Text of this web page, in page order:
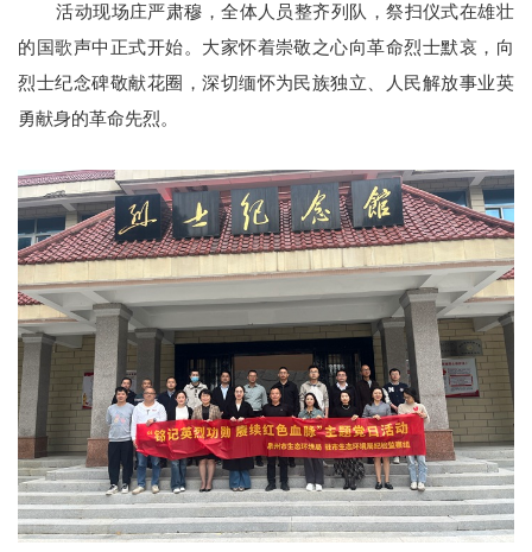
活动现场庄严肃穆，全体人员整齐列队，祭扫仪式在雄壮
的国歌声中正式开始。大家怀着崇敬之心向革命烈士默哀，向
烈士纪念碑敬献花圈，深切缅怀为民族独立、人民解放事业英
勇献身的革命先烈。